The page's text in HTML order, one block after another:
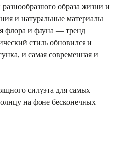
образа жизни и
и натуральные материалы
флора и фауна — тренд
стиль обновился и
и самая современная и
силуэта для самых
на фоне бесконечных